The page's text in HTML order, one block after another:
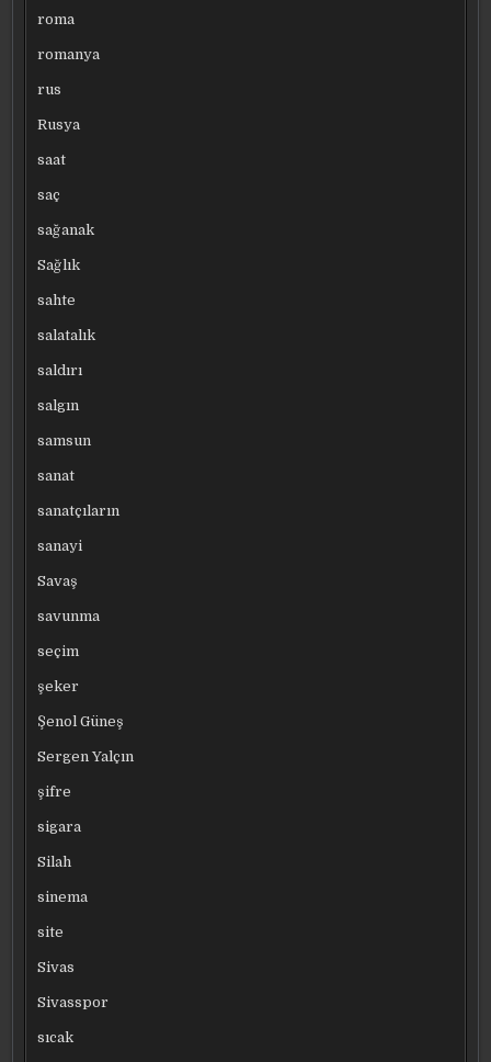
roma
romanya
rus
Rusya
saat
saç
sağanak
Sağlık
sahte
salatalık
saldırı
salgın
samsun
sanat
sanatçıların
sanayi
Savaş
savunma
seçim
şeker
Şenol Güneş
Sergen Yalçın
şifre
sigara
Silah
sinema
site
Sivas
Sivasspor
sıcak